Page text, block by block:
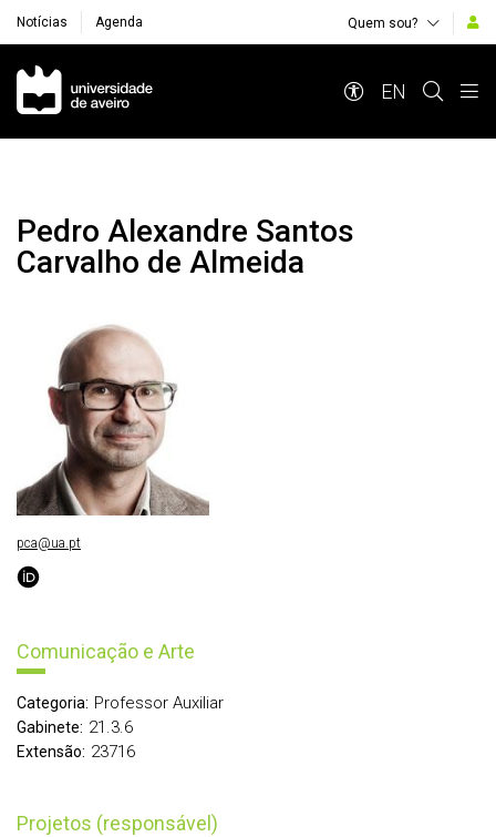
Notícias Agenda Quem sou?
Navegação Principal
EN
Pedro Alexandre Santos
Carvalho de Almeida
Comunicação e Arte
Categoria: Professor Auxiliar
Gabinete: 21.3.6
Extensão: 23716
Projetos (responsável)
pca@ua.pt